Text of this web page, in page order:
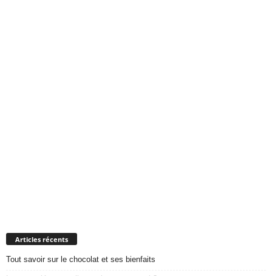
Articles récents
Tout savoir sur le chocolat et ses bienfaits